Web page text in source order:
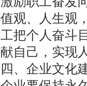
值观、人生观
工把个人奋斗
献自己，实现
四、企业文化